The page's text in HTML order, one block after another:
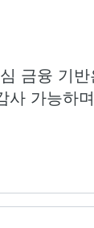
금융 기
사 가능하